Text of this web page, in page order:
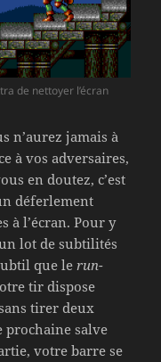
de nettoyer l’écran
n’aurez jamais à
à vos adversaires,
en doutez, c’est
déferlement
à l’écran. Pour y
lot de subtilités
que lerun-
tir dispose
tirer deux
prochaine salve
votre barre se